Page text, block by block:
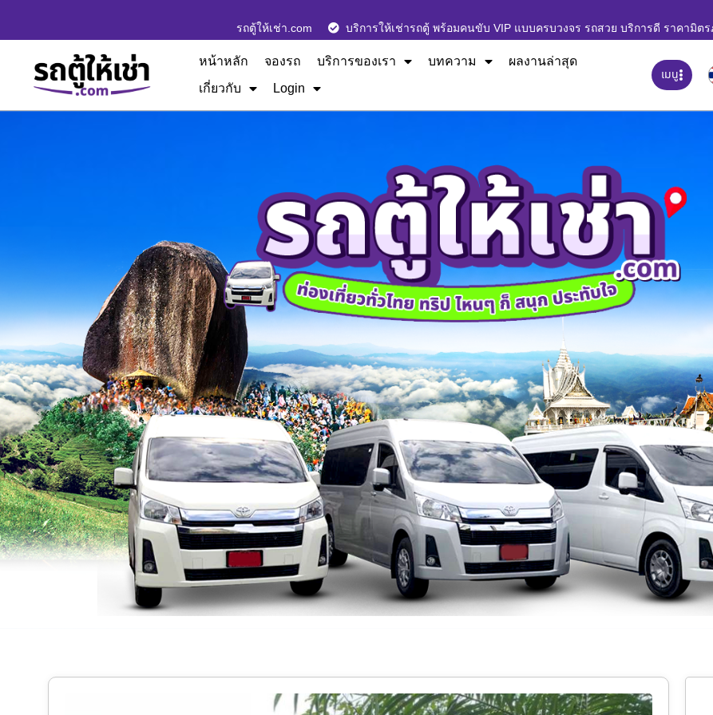
รถตู้ให้เช่า.com บริการให้เช่ารถตู้ พร้อมคนขับ VIP แบบครบวงจร รถสวย บริการดี ราคามิต
หน้าหลัก จองรถ บริการของเรา บทความ
ผลงานล่าสุด
เกี่ยวกับ
Login
เมนู